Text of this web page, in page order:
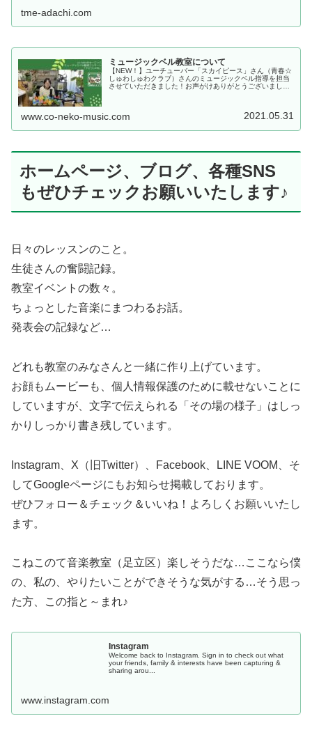
tme-adachi.com
ミュージックベル教室について
【NEW！】ユーチューバー「スカイピース」さん（青春☆
しゅわしゅわクラブ）さんのミュージックベル指導を担当
させていただきました！お声がけありがとうございまし
www.co-neko-music.com 2021.05.31
ホームページ、ブログ、各種SNS
もぜひチェックお願いいたします♪
日々のレッスンのこと。
生徒さんの奮闘記録。
教室イベントの数々。
ちょっとした音楽にまつわるお話。
発表会の記録など…
どれも教室のみなさんと一緒に作り上げています。
お顔もムービーも、個人情報保護のために載せないことに
していますが、文字で伝えられる「その場の様子」はしっ
かりしっかり書き残しています。
Instagram、X（旧Twitter）、Facebook、LINE VOOM、そ
してGoogleページにもお知らせ掲載しております。
ぜひフォロー＆チェック＆いいね！よろしくお願いいたし
ます。
こねこのて音楽教室（足立区）楽しそうだな…ここなら僕
の、私の、やりたいことができそうな気がする…そう思っ
た方、この指と～まれ♪
Instagram
Welcome back to Instagram. Sign in to check out what
your friends, family & interests have been capturing &
sharing arou...
www.instagram.com